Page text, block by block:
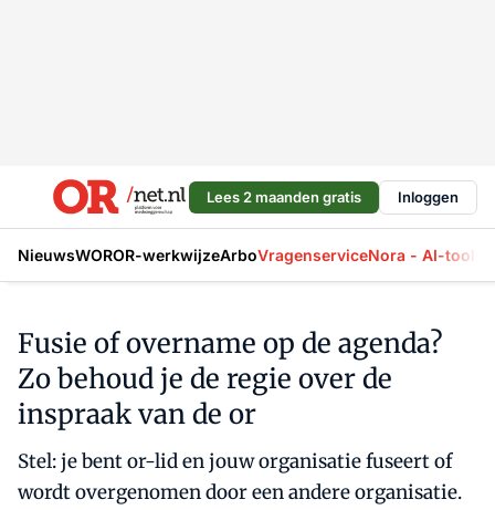
Lees 2 maanden gratis Inloggen
NieuwsWOROR-werkwijzeArboVragenserviceNora - AI-tool
Fusie of overname op de agenda?
Zo behoud je de regie over de
inspraak van de or
Stel: je bent or-lid en jouw organisatie fuseert of
wordt overgenomen door een andere organisatie.